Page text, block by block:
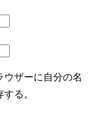
ウザーに自分の名
る。